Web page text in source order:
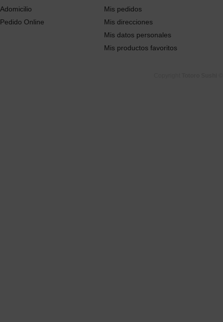
Adomicilio
Pedido Online
Mis pedidos
Mis direcciones
Mis datos personales
Mis productos favoritos